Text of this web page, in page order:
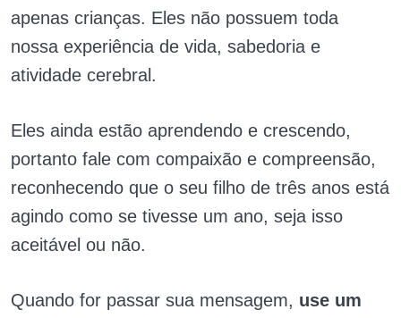
apenas crianças. Eles não possuem toda
nossa experiência de vida, sabedoria e
atividade cerebral.
Eles ainda estão aprendendo e crescendo,
portanto fale com compaixão e compreensão,
reconhecendo que o seu filho de três anos está
agindo como se tivesse um ano, seja isso
aceitável ou não.
Quando for passar sua mensagem, use um